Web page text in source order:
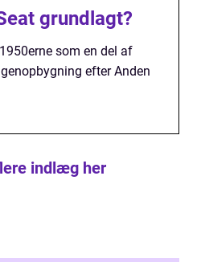
grundlagt?
som en del af
efter Anden
indlæg her